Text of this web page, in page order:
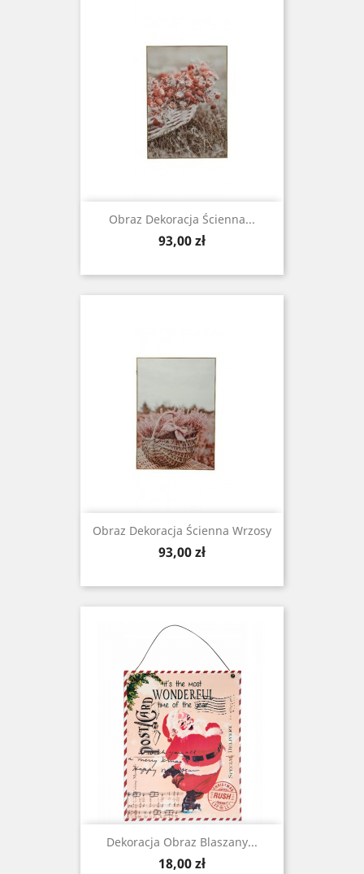
Obraz Dekoracja Ścienna...
Cena
93,00 zł
Obraz Dekoracja Ścienna Wrzosy
Cena
93,00 zł
Dekoracja Obraz Blaszany...
Cena
18,00 zł